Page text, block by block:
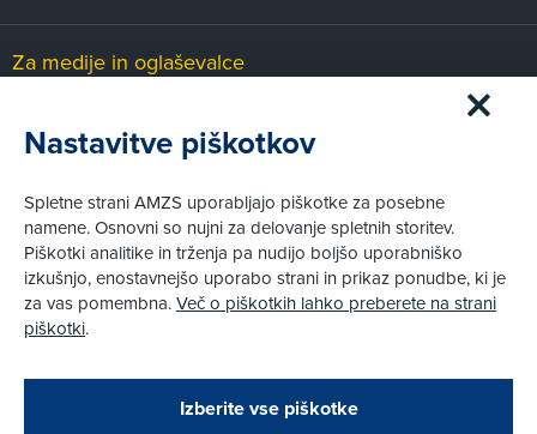
Zapri
Podarjamo vam 10 €!
Obstoječi in novi AMZS člani, ki boste v AMZS
Za medije in oglaševalce
Piškotki
Politika zasebnosti
Informacije o obdelavi osebnih podatkov - videonadzor
Pravno obvestilo
Izvensodno reševanje potrošniških sporov
Cenik članstva AMZS
Nastavitve piškotkov
Spletne strani AMZS uporabljajo piškotke za posebne
namene. Osnovni so nujni za delovanje spletnih storitev.
Piškotki analitike in trženja pa nudijo boljšo uporabniško
izkušnjo, enostavnejšo uporabo strani in prikaz ponudbe, ki je
za vas pomembna.Več o piškotkih lahko preberete na strani
piškotki.
Izberite vse piškotke